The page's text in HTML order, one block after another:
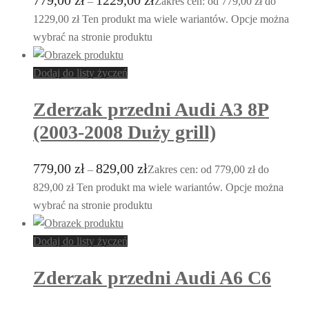
1229,00 zł Ten produkt ma wiele wariantów. Opcje można
wybrać na stronie produktu
Dodaj do listy życzeń
Zderzak przedni Audi A3 8P
(2003-2008 Duży grill)
779,00 zł – 829,00 złZakres cen: od 779,00 zł do
829,00 zł Ten produkt ma wiele wariantów. Opcje można
wybrać na stronie produktu
Dodaj do listy życzeń
Zderzak przedni Audi A6 C6